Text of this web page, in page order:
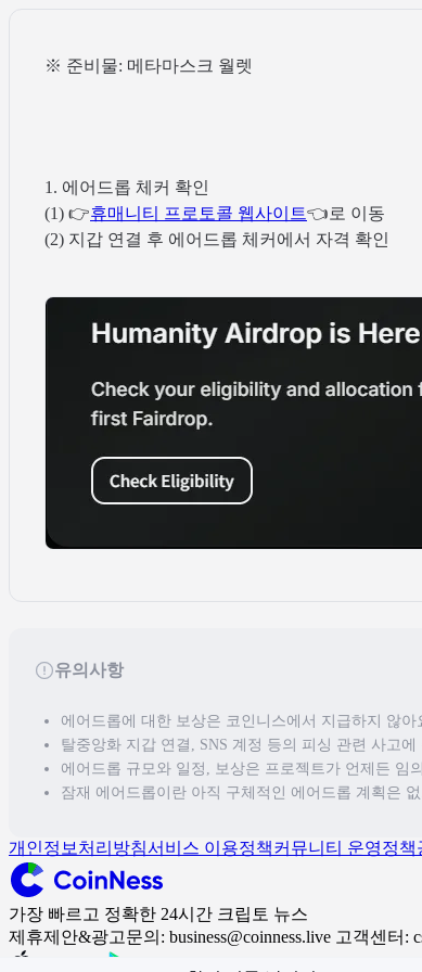
※ 준비물: 메타마스크 월렛
1. 에어드롭 체커 확인
(1) 👉휴매니티 프로토콜 웹사이트👈로 이동
(2) 지갑 연결 후 에어드롭 체커에서 자격 확인
유의사항
에어드롭에 대한 보상은 코인니스에서 지급하지 않아
탈중앙화 지갑 연결, SNS 계정 등의 피싱 관련 사고에
에어드롭 규모와 일정, 보상은 프로젝트가 언제든 임
잠재 에어드롭이란 아직 구체적인 에어드롭 계획은
개인정보처리방침서비스 이용정책커뮤니티 운영정책
가장 빠르고 정확한 24시간 크립토 뉴스
제휴제안&광고문의: business@coinness.live 고객센터: